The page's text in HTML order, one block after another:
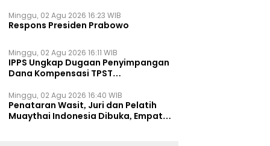
Minggu, 02 Agu 2026 16:23 WIB
Respons Presiden Prabowo
Minggu, 02 Agu 2026 16:11 WIB
IPPS Ungkap Dugaan Penyimpangan
Dana Kompensasi TPST
Minggu, 02 Agu 2026 16:40 WIB
Penataran Wasit, Juri dan Pelatih
Muaythai Indonesia Dibuka, Empat